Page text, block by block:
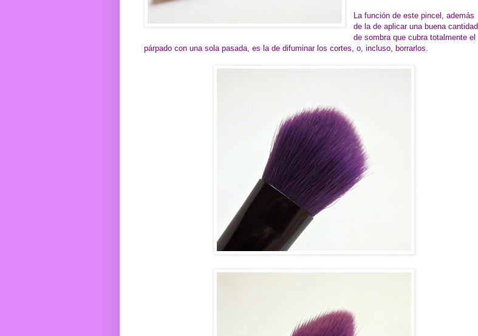
La función de este pincel, además
de la de aplicar una buena cantidad
de sombra que cubra totalmente el
párpado con una sola pasada, es la de difuminar los cortes, o, incluso, borrarlos.